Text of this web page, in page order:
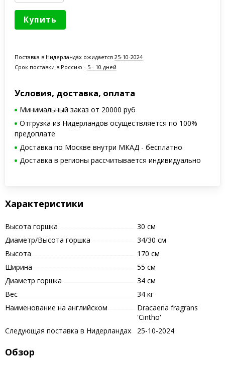
Купить
Поставка в Нидерландах ожидается25-10-2024
Срок поставки в Россию - 5 - 10 дней
Условия, доставка, оплата
Минимальный заказ от 20000 руб
Отгрузка из Нидерландов осуществляется по 100%
предоплате
Доставка по Москве внутри МКАД - бесплатно
Доставка в регионы рассчитывается индивидуально
Характеристики
Высота горшка
30 см
Диаметр/Высота горшка
34/30 см
Высота
170 см
Ширина
55 см
Диаметр горшка
34 см
Вес
34 кг
Наименование на английском
Dracaena fragrans
'Cintho'
Следующая поставка в Нидерландах
25-10-2024
Обзор